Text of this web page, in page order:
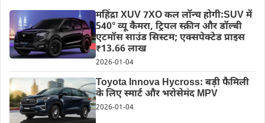
महिंद्रा XUV 7XO कल लॉन्च होगी:SUV में
540° व्यू कैमरा, ट्रिपल स्क्रीन और डॉल्बी
एटमॉस साउंड सिस्टम; एक्सपेक्टेड प्राइस
₹13.66 लाख
2026-01-04
Toyota Innova Hycross: बड़ी फैमिली
के लिए स्मार्ट और भरोसेमंद MPV
2026-01-04